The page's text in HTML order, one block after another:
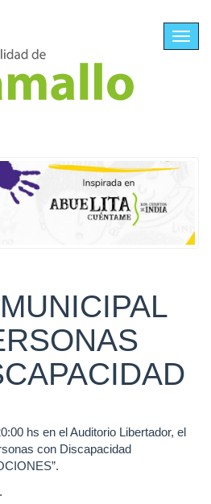
hs en el Auditorio Libertador, el
con Discapacidad